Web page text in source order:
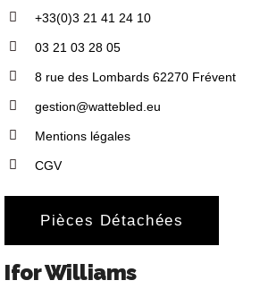
+33(0)3 21 41 24 10
03 21 03 28 05
8 rue des Lombards 62270 Frévent
gestion@wattebled.eu
Mentions légales
CGV
Pièces Détachées
Ifor Williams